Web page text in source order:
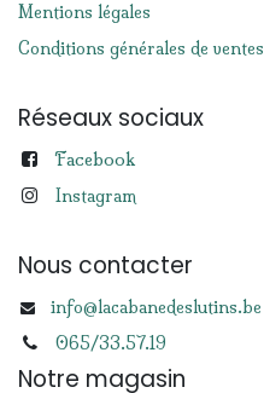
Mentions légales
Conditions générales de ventes
Réseaux sociaux
Facebook
Instagram
Nous contacter
info@lacabanedeslutins.be
065/33.57.19
Notre magasin